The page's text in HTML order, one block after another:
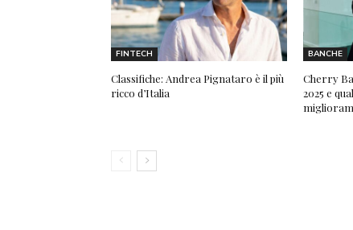
FINTECH
Classifiche: Andrea Pignataro è il più
ricco d’Italia
BANCHE
Cherry
2025 e